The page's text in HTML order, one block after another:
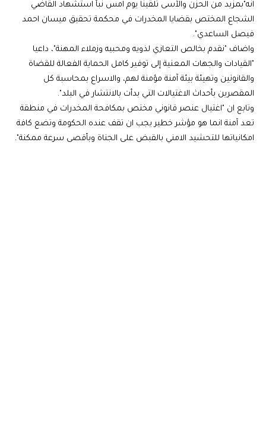
انه"بمزيد من الحزن والآسى تلقينا يوم امس نبأ استشهاد القاضي
الشجاع المختص بقضايا المخدرات في محكمة تحقيق ميسان احمد
فيصل الساعدي".
واضاف "نقدم بخالص التعازي لذويه ومحبيه وزملاء المهنة"، داعيا
"القيادات والجهات المعنية إلى توفير كامل الحماية الفعالة للقضاة
والقانونين وتهيئة بيئة آمنة مؤمنة لهم، والاسراع بمحاسبة كل
المقصرين بأحداث الاغتيالات التي بدأت بالانتشار في البلد".
وتابع ان "اغتيال عنصر قانوني مختص بمكافحة المخدرات في منطقة
تعد آمنة انما هو مؤشر خطير يجب ان تقف عنده الحكومة وتضع كافة
امكانياتها للتحشيد الامني بالقبض على الجناة وبأقصى سرعة ممكنة".